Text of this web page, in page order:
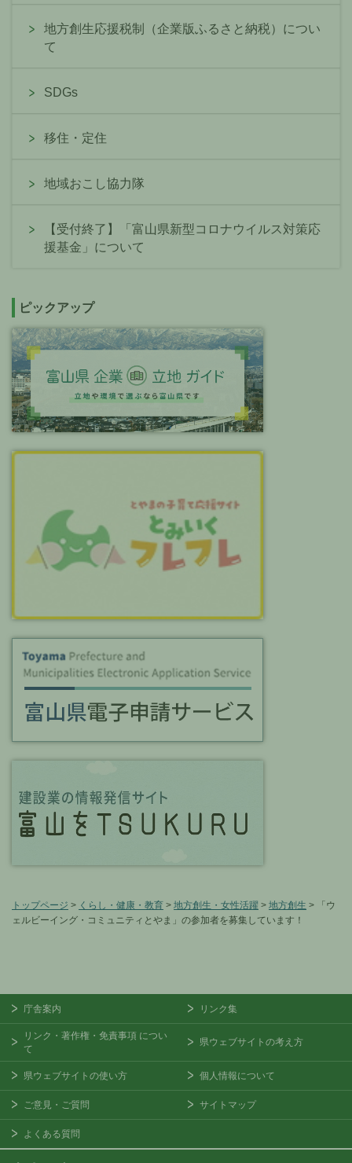
地方創生応援税制（企業版ふるさと納税）につい
て
SDGs
移住・定住
地域おこし協力隊
【受付終了】「富山県新型コロナウイルス対策応
援基金」について
ピックアップ
トップページ > くらし・健康・教育 > 地方創生・女性活躍 > 地方創生 > 「ウ
ェルビーイング・コミュニティとやま」の参加者を募集しています！
庁舎案内 リンク集
リンク・著作権・免責事項 につい
て
県ウェブサイトの考え方
県ウェブサイトの使い方 個人情報について
ご意見・ご質問 サイトマップ
よくある質問